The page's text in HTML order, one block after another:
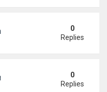
Vân dễ thương trong tiệc
0
Replies
ngạc nhiên vì tôi luôn trả
0
Replies